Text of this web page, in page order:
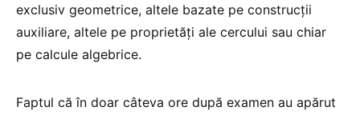
exclusiv geometrice, altele bazate pe construcții
auxiliare, altele pe proprietăți ale cercului sau chiar
pe calcule algebrice.
Faptul că în doar câteva ore după examen au apărut